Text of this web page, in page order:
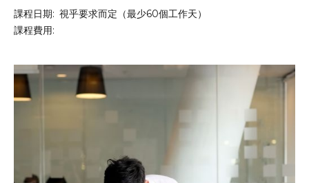
課程日期: 視乎要求而定（最少60個工作天）
課程費用: